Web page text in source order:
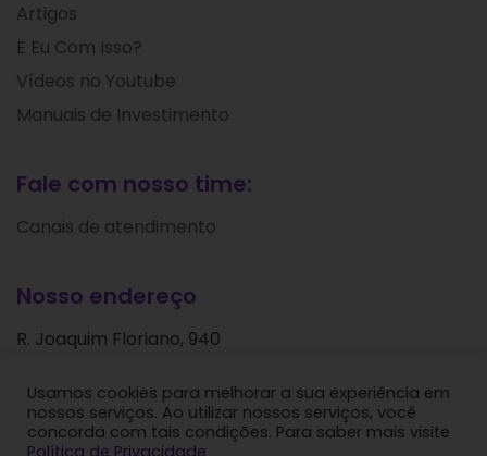
Artigos
E Eu Com Isso?
Vídeos no Youtube
Manuais de Investimento
Fale com nosso time:
Canais de atendimento
Nosso endereço
R. Joaquim Floriano, 940
São Paulo - SP
CEP: 04534-004
Usamos cookies para melhorar a sua experiência em
nossos serviços. Ao utilizar nossos serviços, você
concorda com tais condições. Para saber mais visite
Política de Privacidade